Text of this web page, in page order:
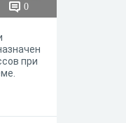
0
при